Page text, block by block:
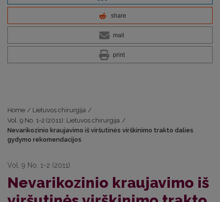
share
mail
print
Home / Lietuvos chirurgija /
Vol. 9 No. 1-2 (2011): Lietuvos chirurgija /
Nevarikozinio kraujavimo iš viršutinės virškinimo trakto dalies
gydymo rekomendacijos
Vol. 9 No. 1-2 (2011)
Nevarikozinio kraujavimo iš